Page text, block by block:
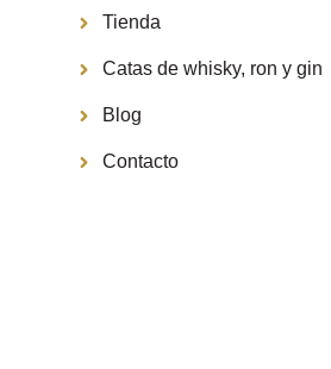
Tienda
Catas de whisky, ron y gin
Blog
Contacto